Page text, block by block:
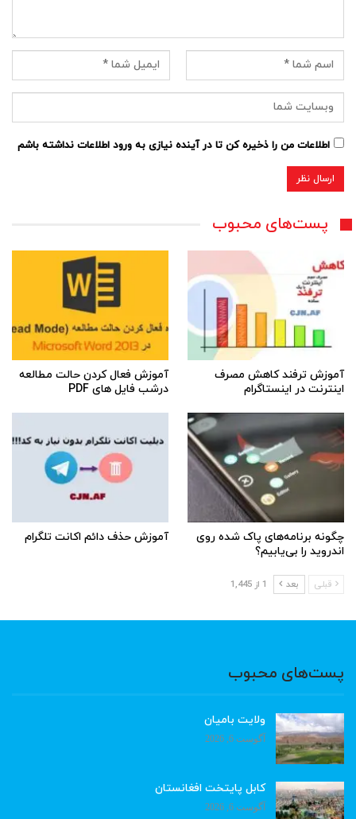
اطلاعات من را ذخیره کن تا در آینده نیازی به ورود اطلاعات نداشته باشم
پست‌های محبوب
آموزش ترفند کاهش مصرف
اینترنت در اینستاگرام
آموزش فعال کردن حالت مطالعه
درشب فایل های PDF
چگونه برنامه‌های پاک شده روی
اندروید را بی‌یابیم؟
آموزش حذف دائم اکانت تلگرام
قبلی بعد 1 از 1,445
پست‌های محبوب
ولایت بامیان
آگوست 6, 2026
کابل پایتخت افغانستان
آگوست 6, 2026